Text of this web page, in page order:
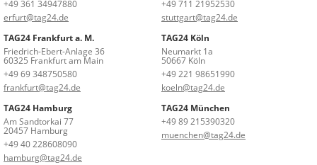
+49 361 34947880
erfurt@tag24.de
+49 711 21952530
stuttgart@tag24.de
TAG24 Frankfurt a. M.
Friedrich-Ebert-Anlage 36
60325 Frankfurt am Main
+49 69 348750580
frankfurt@tag24.de
TAG24 Köln
Neumarkt 1a
50667 Köln
+49 221 98651990
koeln@tag24.de
TAG24 Hamburg
Am Sandtorkai 77
20457 Hamburg
+49 40 228608090
hamburg@tag24.de
TAG24 München
+49 89 215390320
muenchen@tag24.de